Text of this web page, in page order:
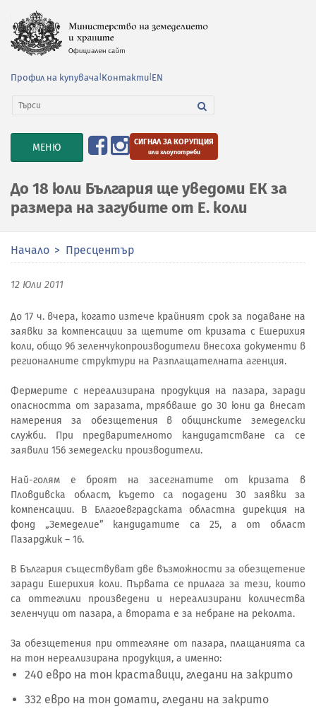
Профил на купувача Контакти EN
TOGGLE
NAVIGATION
МЕНЮ СИГНАЛ ЗА КОРУПЦИЯ
или злоупотреби
До 18 юли България ще уведоми ЕК за
размера на загубите от Е. коли
Начало Пресцентър
12 Юли 2011
До 17 ч. вчера, когато изтече крайният срок за подаване на
заявки за компенсации за щетите от кризата с Ешерихия
коли, общо 96 зеленчукопроизводители внесоха документи в
регионалните структури на Разплащателната агенция.
Фермерите с нереализирана продукция на пазара, заради
опасността от заразата, трябваше до 30 юни да внесат
намерения за обезщетения в общинските земеделски
служби. При предварителното кандидатстване са се
заявили 156 земеделски производители.
Най-голям е броят на засегнатите от кризата в
Пловдивска област, където са подадени 30 заявки за
компенсации. В Благоевградската областна дирекция на
фонд „Земеделие” кандидатите са 25, а от област
Пазарджик – 16.
В България съществуват две възможности за обезщетение
заради Ешерихия коли. Първата се прилага за тези, които
са оттеглили произведени и нереализирани количества
зеленчуци от пазара, а втората е за небране на реколта.
За обезщетения при оттегляне от пазара, плащанията са
на тон нереализирана продукция, а именно:
240 евро на тон краставици, гледани на закрито
332 евро на тон домати, гледани на закрито